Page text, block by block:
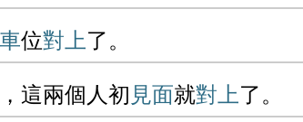
位對上了。
這兩個人初 見面就對上了。